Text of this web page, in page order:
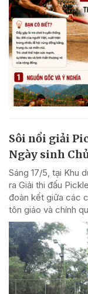
Sôi nổi giải
Ngày sinh
Sáng 17/5, tại Khu
ra Giải thi đấu
đoàn kết giữa các
tôn giáo và chính